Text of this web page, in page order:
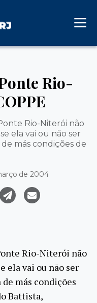
Rio-
Rio-Niterói não
ela vai ou não ser
más condições de
de 2004
Rio-Niterói não
ela vai ou não ser
más condições
Battista,